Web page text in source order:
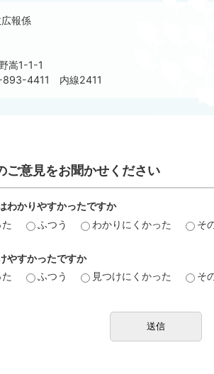
報係
嵩1-1-1
893-4411 内線2411
ご意見をお聞かせください
わかりやすかったですか
ふつう わかりにくかった そ
やすかったですか
ふつう 見つけにくかった そ